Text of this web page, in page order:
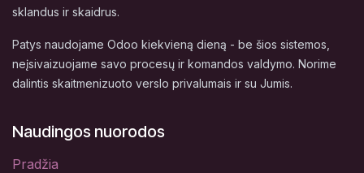
sklandus ir skaidrus.
Patys naudojame Odoo kiekvieną dieną - be šios sistemos,
neįsivaizuojame savo procesų ir komandos valdymo. Norime
dalintis skaitmenizuoto verslo privalumais ir su Jumis.
Naudingos nuorodos
Pradžia